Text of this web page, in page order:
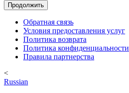
Продолжить
Обратная связь
Условия предоставления услуг
Политика возврата
Политика конфиденциальности
Правила партнерства
<
Russian